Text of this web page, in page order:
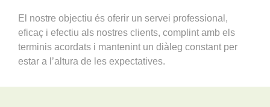
El nostre objectiu és oferir un servei professional,
eficaç i efectiu als nostres clients, complint amb els
terminis acordats i mantenint un diàleg constant per
estar a l’altura de les expectatives.